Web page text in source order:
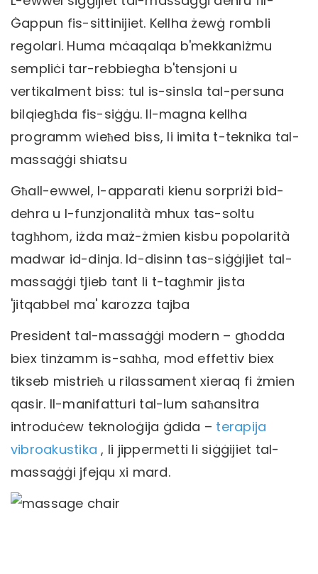
Ġappun fis-sittinijiet. Kellha żewġ rombli
regolari. Huma mċaqalqa b'mekkaniżmu
sempliċi tar-rebbiegħa b'tensjoni u
vertikalment biss: tul is-sinsla tal-persuna
bilqiegħda fis-siġġu. Il-magna kellha
programm wieħed biss, li imita t-teknika tal-
massaġġi shiatsu
Għall-ewwel, l-apparati kienu sorpriżi bid-
dehra u l-funzjonalità mhux tas-soltu
tagħhom, iżda maż-żmien kisbu popolarità
madwar id-dinja. Id-disinn tas-siġġijiet tal-
massaġġi tjieb tant li t-tagħmir jista
'jitqabbel ma' karozza tajba
President tal-massaġġi modern – għodda
biex tinżamm is-saħħa, mod effettiv biex
tikseb mistrieħ u rilassament xieraq fi żmien
qasir. Il-manifatturi tal-lum saħansitra
introduċew teknoloġija ġdida – terapija
vibroakustika, li jippermetti li siġġijiet tal-
massaġġi jfejqu xi mard.